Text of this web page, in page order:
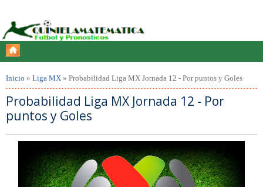
Inicio » Liga MX » Probabilidad Liga MX Jornada 12 - Por puntos y Goles
Probabilidad Liga MX Jornada 12 - Por
puntos y Goles